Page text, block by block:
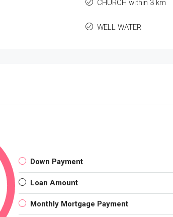
CHURCH within 3 km
WELL WATER
Down Payment
Loan Amount
Monthly Mortgage Payment